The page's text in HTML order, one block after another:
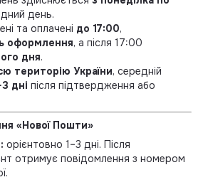
день.
та оплачені до 17:00,
оформлення, а після 17:00
дня.
територію України, середній
дні після підтвердження або
«Нової Пошти»
орієнтовно 1–3 дні. Після
отримує повідомлення з номером